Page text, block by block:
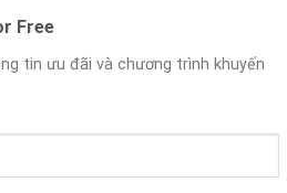
Free
tin ưu đãi và chương trình khuyến